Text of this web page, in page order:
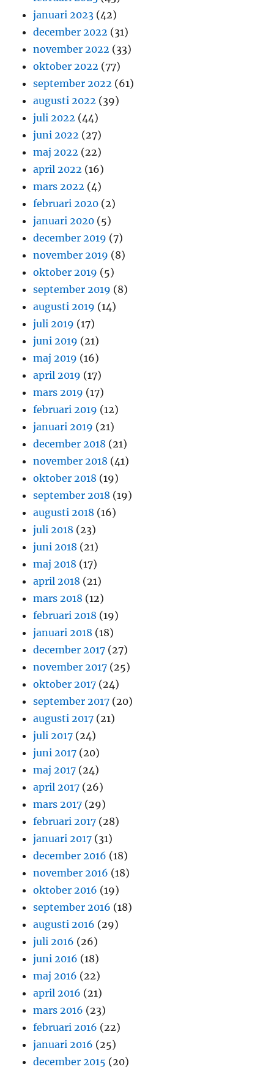
januari 2023 (42)
december 2022 (31)
november 2022 (33)
oktober 2022 (77)
september 2022 (61)
augusti 2022 (39)
juli 2022 (44)
juni 2022 (27)
maj 2022 (22)
april 2022 (16)
mars 2022 (4)
februari 2020 (2)
januari 2020 (5)
december 2019 (7)
november 2019 (8)
oktober 2019 (5)
september 2019 (8)
augusti 2019 (14)
juli 2019 (17)
juni 2019 (21)
maj 2019 (16)
april 2019 (17)
mars 2019 (17)
februari 2019 (12)
januari 2019 (21)
december 2018 (21)
november 2018 (41)
oktober 2018 (19)
september 2018 (19)
augusti 2018 (16)
juli 2018 (23)
juni 2018 (21)
maj 2018 (17)
april 2018 (21)
mars 2018 (12)
februari 2018 (19)
januari 2018 (18)
december 2017 (27)
november 2017 (25)
oktober 2017 (24)
september 2017 (20)
augusti 2017 (21)
juli 2017 (24)
juni 2017 (20)
maj 2017 (24)
april 2017 (26)
mars 2017 (29)
februari 2017 (28)
januari 2017 (31)
december 2016 (18)
november 2016 (18)
oktober 2016 (19)
september 2016 (18)
augusti 2016 (29)
juli 2016 (26)
juni 2016 (18)
maj 2016 (22)
april 2016 (21)
mars 2016 (23)
februari 2016 (22)
januari 2016 (25)
december 2015 (20)